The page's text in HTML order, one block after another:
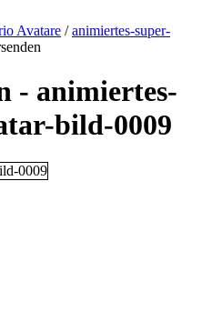
Avatare /animiertes-super-
- animiertes-
bild-0009